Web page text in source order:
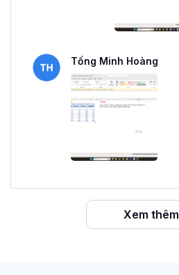
Tống Minh Hoàng
Xem thêm